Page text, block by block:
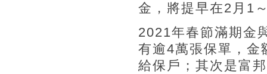
金，將提早在2月1
2021年春節滿期金
有逾4萬張保單，
給保戶；其次是富